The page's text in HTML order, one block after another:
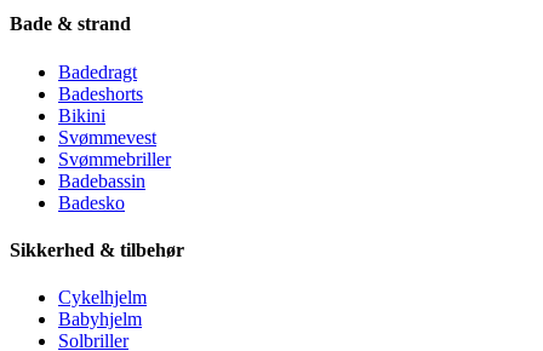
Bade & strand
Badedragt
Badeshorts
Bikini
Svømmevest
Svømmebriller
Badebassin
Badesko
Sikkerhed & tilbehør
Cykelhjelm
Babyhjelm
Solbriller